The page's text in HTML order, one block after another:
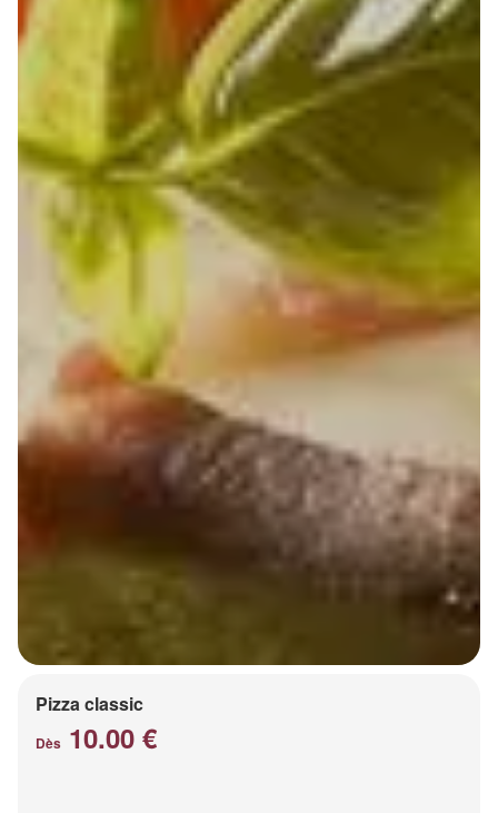
Pizza classic
Dès 10.00 €